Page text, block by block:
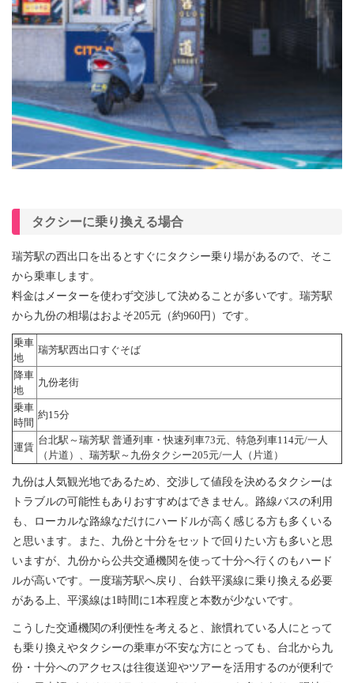
タクシーに乗り換える場合
瑞芳駅の西出口を出るとすぐにタクシー乗り場があるので、そこ
から乗車します。
料金はメーターを使わず交渉して決めることが多いです。瑞芳駅
から九份の相場はおよそ205元（約960円）です。
乗車
地
瑞芳駅西出口すぐそば
降車
地
九份老街
乗車
時間
約15分
運賃
台北駅～瑞芳駅 普通列車・快速列車73元、特急列車114元/一人
（片道）、瑞芳駅～九份タクシー205元/一人（片道）
九份は人気観光地であるため、交渉して値段を決めるタクシーは
トラブルの可能性もありおすすめはできません。路線バスの利用
も、ローカルな路線なだけにハードルが高く感じる方も多くいる
と思います。また、九份と十分をセットで回りたい方も多いと思
いますが、九份から公共交通機関を使って十分へ行くのもハード
ルが高いです。一度瑞芳駅へ戻り、台鉄平溪線に乗り換える必要
がある上、平溪線は1時間に1本程度と本数が少ないです。
こうした交通機関の利便性を考えると、旅慣れている人にとって
も乗り換えやタクシーの乗車が不安な方にとっても、台北から九
份・十分へのアクセスは往復送迎やツアーを活用するのが便利で